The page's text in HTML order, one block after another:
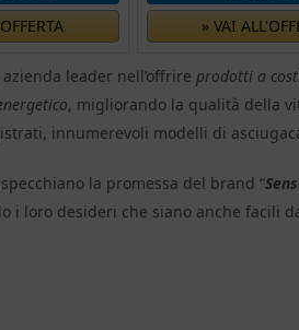
» VAI
leader nell’offrire prodotti a
, migliorando la qualità della
innumerevoli modelli di
la promessa del brand “
i loro desideri che siano anche facili